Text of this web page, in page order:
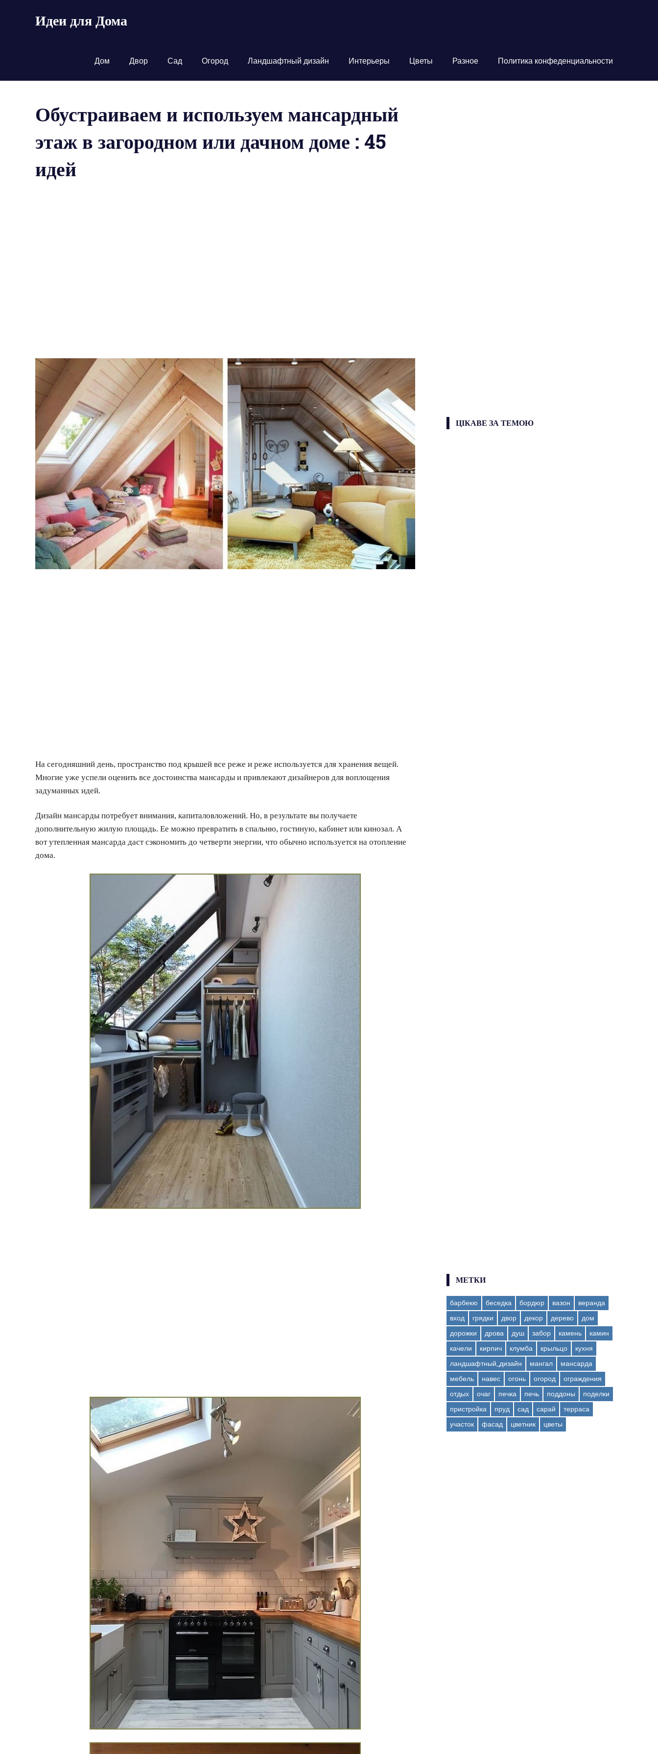
Идеи для Дома
Дом Двор Сад Огород Ландшафтный дизайн Интерьеры Цветы Разное Политика конфеденциальности
Обустраиваем и используем мансардный
этаж в загородном или дачном доме : 45
идей
На сегодняшний день, пространство под крышей все реже и реже используется для хранения вещей.
Многие уже успели оценить все достоинства мансарды и привлекают дизайнеров для воплощения
задуманных идей.
Дизайн мансарды потребует внимания, капиталовложений. Но, в результате вы получаете
дополнительную жилую площадь. Ее можно превратить в спальню, гостиную, кабинет или кинозал. А
вот утепленная мансарда даст сэкономить до четверти энергии, что обычно используется на отопление
дома.
ЦІКАВЕ ЗА ТЕМОЮ
МЕТКИ
барбекю беседка бордюр вазон
веранда
вход
грядки двор декор дерево
дом
дорожки
дрова душ забор камень
камин
качели
кирпич клумба крыльцо
кухня
ландшафтный_дизайн
мангал
мансарда
мебель
навес огонь огород
ограждения
отдых
очаг печка печь поддоны
поделки
пристройка
пруд сад сарай
терраса
участок
фасад цветник цветы